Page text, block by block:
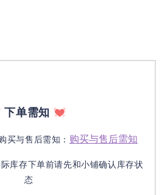
下单需知
买与售后需知： 购买与售后需知
库存下单前请先和小铺确认库存状
态